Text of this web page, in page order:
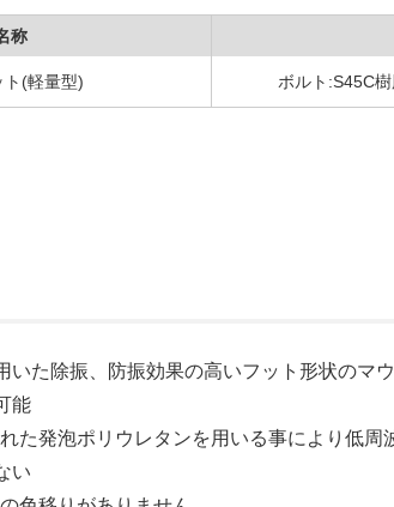
称
ト(軽量型) ボルト:S45C
いた除振、防振効果の高いフット形状のマウ
能
た発泡ポリウレタンを用いる事により低周
い